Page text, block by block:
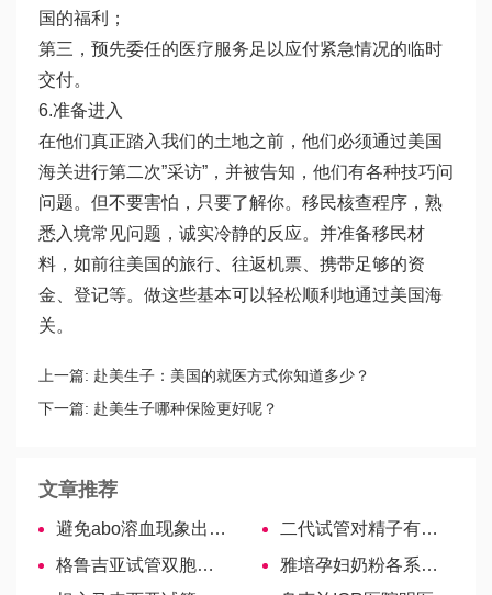
国的福利；
第三，预先委任的医疗服务足以应付紧急情况的临时
交付。
6.准备进入
在他们真正踏入我们的土地之前，他们必须通过美国
海关进行第二次”采访”，并被告知，他们有各种技巧问
问题。但不要害怕，只要了解你。移民核查程序，熟
悉入境常见问题，诚实冷静的反应。并准备移民材
料，如前往美国的旅行、往返机票、携带足够的资
金、登记等。做这些基本可以轻松顺利地通过美国海
关。
上一篇: 赴美生子：美国的就医方式你知道多少？
下一篇: 赴美生子哪种保险更好呢？
文章推荐
避免abo溶血现象出现有讲究，预防和提前干预很重要
二代试管对精子有要求，活力、质量及形态标准各不同
格鲁吉亚试管双胞胎费用汇总，3点决定价格！
雅培孕妇奶粉各系列价格比对，性价比为你汇总！